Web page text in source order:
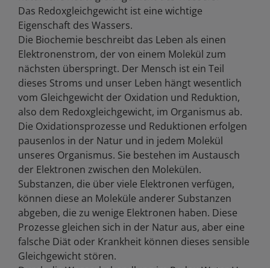
Das Redoxgleichgewicht ist eine wichtige
Eigenschaft des Wassers.
Die Biochemie beschreibt das Leben als einen
Elektronenstrom, der von einem Molekül zum
nächsten überspringt. Der Mensch ist ein Teil
dieses Stroms und unser Leben hängt wesentlich
vom Gleichgewicht der Oxidation und Reduktion,
also dem Redoxgleichgewicht, im Organismus ab.
Die Oxidationsprozesse und Reduktionen erfolgen
pausenlos in der Natur und in jedem Molekül
unseres Organismus. Sie bestehen im Austausch
der Elektronen zwischen den Molekülen.
Substanzen, die über viele Elektronen verfügen,
können diese an Moleküle anderer Substanzen
abgeben, die zu wenige Elektronen haben. Diese
Prozesse gleichen sich in der Natur aus, aber eine
falsche Diät oder Krankheit können dieses sensible
Gleichgewicht stören.